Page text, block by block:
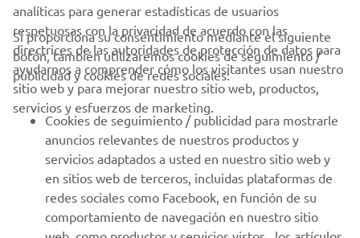
SUSCRÍBETE
Lea nuestra Política de Privacidad para saber cómo procesamos
sus datos personales:Política de Privacidad
Spain (Spanish)
analíticas para generar estadísticas de usuarios
respetuosas con la privacidad de acuerdo con las
directrices de las autoridades de protección de datos para
ayudarnos a comprender cómo los visitantes usan nuestro
sitio web y para mejorar nuestro sitio web, productos,
servicios y esfuerzos de marketing.
Si proporciona su consentimiento mediante el siguiente
botón, también utilizaremos cookies de seguimiento /
publicidad y cookies de redes sociales:
Cookies de seguimiento / publicidad para mostrarle
anuncios relevantes de nuestros productos y
servicios adaptados a usted en nuestro sitio web y
en sitios web de terceros, incluidas plataformas de
redes sociales como Facebook, en función de su
comportamiento de navegación en nuestro sitio